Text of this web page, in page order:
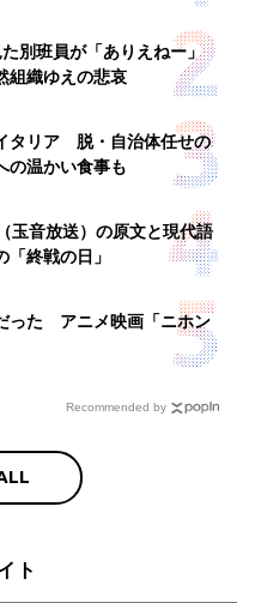
別班員が「ありえねー」
織ゆえの悲哀
タリア 脱・自治体任せの
の温かい食事も
玉音放送）の原文と現代語
終戦の日」
った アニメ映画「ニホン
Recommended by
ト